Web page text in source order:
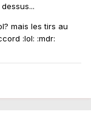
mais les tirs au
:lol: :mdr: